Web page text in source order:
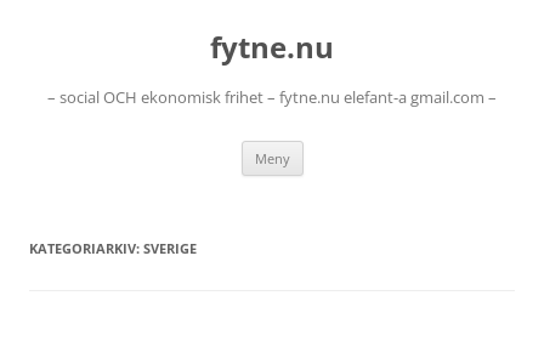
fytne.nu
– social OCH ekonomisk frihet – fytne.nu elefant-a gmail.com –
Meny
KATEGORIARKIV: SVERIGE